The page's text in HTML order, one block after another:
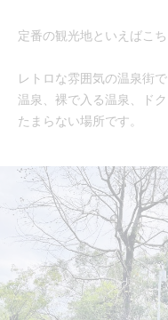
定番の観光地といえばこ
レトロな雰囲気の温泉街
温泉、裸で入る温泉、ド
たまらない場所です。